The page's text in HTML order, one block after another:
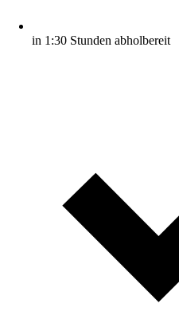
in 1:30 Stunden abholbereit